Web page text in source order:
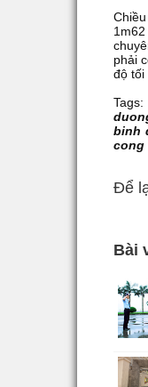
phải
độ tối
Tags:
binh
cong
Để
Bài